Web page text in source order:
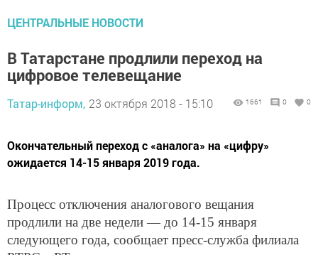
ЦЕНТРАЛЬНЫЕ НОВОСТИ
В Татарстане продлили переход на
цифровое телевещание
Татар-информ, 23 октября 2018 - 15:10 1661 0 0
Окончательный переход с «аналога» на «цифру»
ожидается 14-15 января 2019 года.
Процесс отключения аналогового вещания
продлили на две недели — до 14-15 января
следующего года, сообщает пресс-служба филиала